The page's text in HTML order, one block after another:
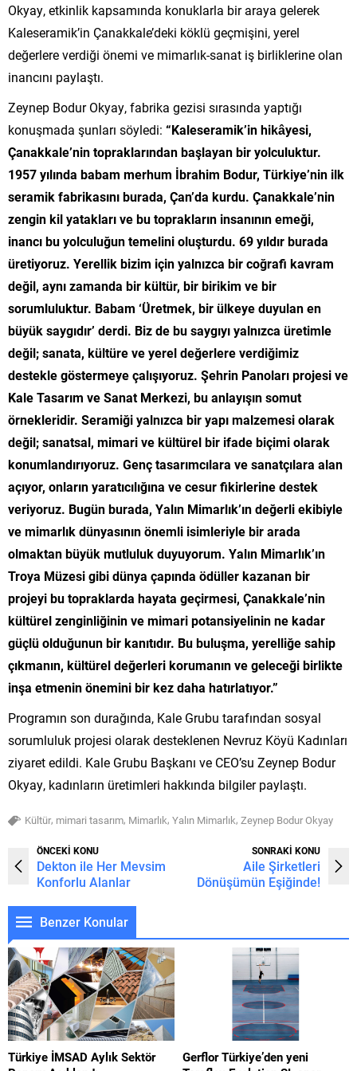
Okyay, etkinlik kapsamında konuklarla bir araya gelerek
Kaleseramik’in Çanakkale’deki köklü geçmişini, yerel
değerlere verdiği önemi ve mimarlık-sanat iş birliklerine olan
inancını paylaştı.
Zeynep Bodur Okyay, fabrika gezisi sırasında yaptığı
konuşmada şunları söyledi: “Kaleseramik’in hikâyesi,
Çanakkale’nin topraklarından başlayan bir yolculuktur.
1957 yılında babam merhum İbrahim Bodur, Türkiye’nin ilk
seramik fabrikasını burada, Çan’da kurdu. Çanakkale’nin
zengin kil yatakları ve bu toprakların insanının emeği,
inancı bu yolculuğun temelini oluşturdu. 69 yıldır burada
üretiyoruz. Yerellik bizim için yalnızca bir coğrafi kavram
değil, aynı zamanda bir kültür, bir birikim ve bir
sorumluluktur. Babam ‘Üretmek, bir ülkeye duyulan en
büyük saygıdır’ derdi. Biz de bu saygıyı yalnızca üretimle
değil; sanata, kültüre ve yerel değerlere verdiğimiz
destekle göstermeye çalışıyoruz. Şehrin Panoları projesi ve
Kale Tasarım ve Sanat Merkezi, bu anlayışın somut
örnekleridir. Seramiği yalnızca bir yapı malzemesi olarak
değil; sanatsal, mimari ve kültürel bir ifade biçimi olarak
konumlandırıyoruz. Genç tasarımcılara ve sanatçılara alan
açıyor, onların yaratıcılığına ve cesur fikirlerine destek
veriyoruz. Bugün burada, Yalın Mimarlık’ın değerli ekibiyle
ve mimarlık dünyasının önemli isimleriyle bir arada
olmaktan büyük mutluluk duyuyorum. Yalın Mimarlık’ın
Troya Müzesi gibi dünya çapında ödüller kazanan bir
projeyi bu topraklarda hayata geçirmesi, Çanakkale’nin
kültürel zenginliğinin ve mimari potansiyelinin ne kadar
güçlü olduğunun bir kanıtıdır. Bu buluşma, yerelliğe sahip
çıkmanın, kültürel değerleri korumanın ve geleceği birlikte
inşa etmenin önemini bir kez daha hatırlatıyor.”
Programın son durağında, Kale Grubu tarafından sosyal
sorumluluk projesi olarak desteklenen Nevruz Köyü Kadınları
ziyaret edildi. Kale Grubu Başkanı ve CEO’su Zeynep Bodur
Okyay, kadınların üretimleri hakkında bilgiler paylaştı.
Kültür, mimari tasarım, Mimarlık, Yalın Mimarlık, Zeynep Bodur Okyay
ÖNCEKİ KONU
Dekton ile Her Mevsim
Konforlu Alanlar
SONRAKİ KONU
Aile Şirketleri
Dönüşümün Eşiğinde!
Benzer Konular
Türkiye İMSAD Aylık Sektör
Gerflor Türkiye’den yeni